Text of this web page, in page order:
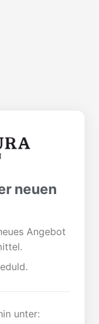
neuen
Angebot
unter: